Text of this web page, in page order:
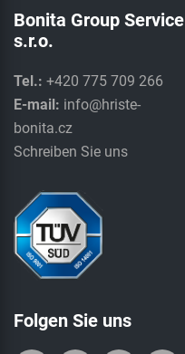
Bonita Group Service
s.r.o.
Tel.: +420 775 709 266
E-mail: info@hriste-
bonita.cz
Schreiben Sie uns
Folgen Sie uns